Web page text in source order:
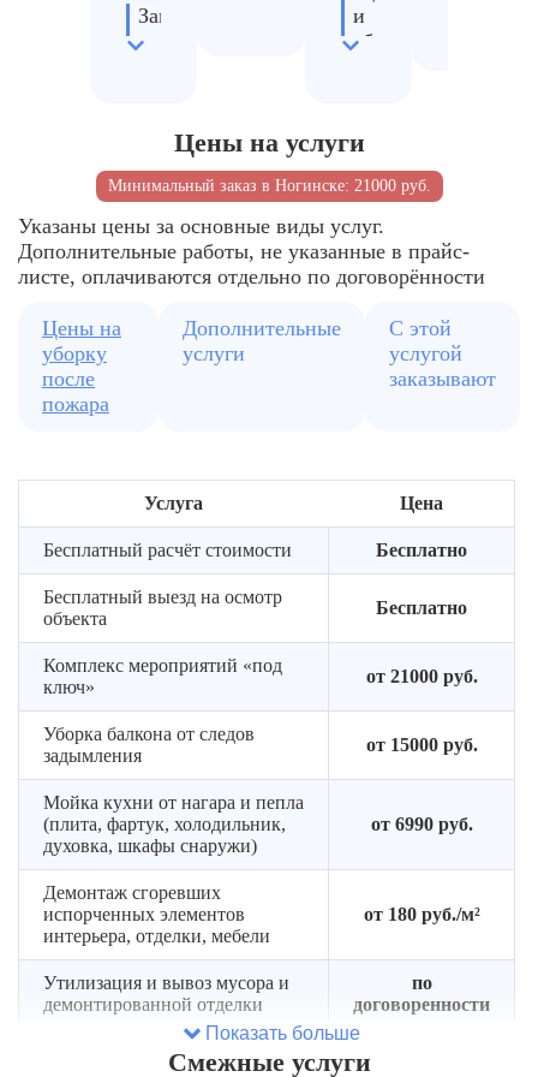
Замер
запаха
Расчёт
стоимости
Подготовка
и
абразив
Цены на услуги
Минимальный заказ в Ногинске: 21000 руб.
Указаны цены за основные виды услуг.
Дополнительные работы, не указанные в прайс-
листе, оплачиваются отдельно по договорённости
Цены на
уборку
после
пожара
Дополнительные
услуги
С этой
услугой
заказывают
Услуга Цена
Бесплатный расчёт стоимости Бесплатно
Бесплатный выезд на осмотр
объекта
Бесплатно
Комплекс мероприятий «под
ключ»
от 21000 руб.
Уборка балкона от следов
задымления
от 15000 руб.
Мойка кухни от нагара и пепла
(плита, фартук, холодильник,
духовка, шкафы снаружи)
от 6990 руб.
Демонтаж сгоревших
испорченных элементов
интерьера, отделки, мебели
от 180 руб./м²
Утилизация и вывоз мусора и
демонтированной отделки
по
договоренности
Подача газели под вывоз
от 6 000 руб.
Показать больше
Cмежные услуги